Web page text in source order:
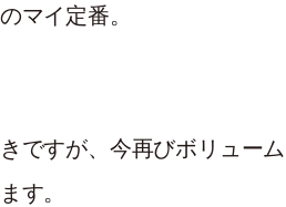
マイ定番。
ですが、今再びボリューム
す。